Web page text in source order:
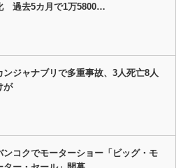
過去5カ月で1万5800…
ンジャナブリで多重事故、3人死亡8人
が
ンコクでモーターショー「ビッグ・モ